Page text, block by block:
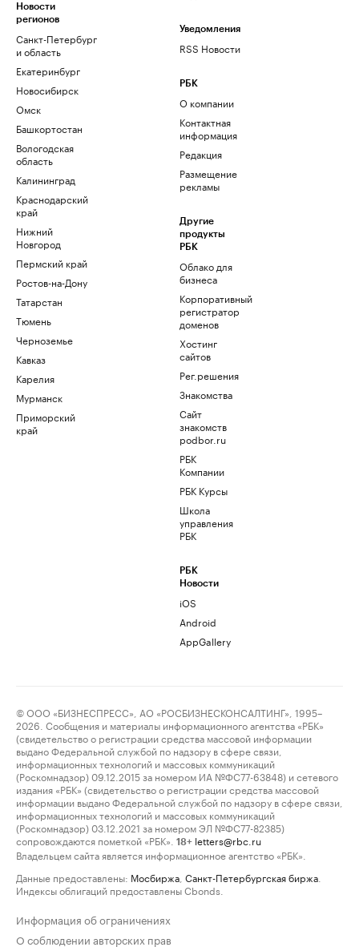
Новости
регионов
Санкт-Петербург
и область
Екатеринбург
Новосибирск
Омск
Башкортостан
Вологодская
область
Калининград
Краснодарский
край
Нижний
Новгород
Пермский край
Ростов-на-Дону
Татарстан
Тюмень
Черноземье
Кавказ
Карелия
Мурманск
Приморский
край
Уведомления
RSS Новости
РБК
О компании
Контактная
информация
Редакция
Размещение
рекламы
Другие
продукты
РБК
Облако для
бизнеса
Корпоративный
регистратор
доменов
Хостинг
сайтов
Рег.решения
Знакомства
Сайт
знакомств
podbor.ru
РБК
Компании
РБК Курсы
Школа
управления
РБК
РБК
Новости
iOS
Android
AppGallery
© ООО «БИЗНЕСПРЕСС», АО «РОСБИЗНЕСКОНСАЛТИНГ», 1995–
2026. Сообщения и материалы информационного агентства «РБК»
(свидетельство о регистрации средства массовой информации
выдано Федеральной службой по надзору в сфере связи,
информационных технологий и массовых коммуникаций
(Роскомнадзор) 09.12.2015 за номером ИА №ФС77-63848) и сетевого
издания «РБК» (свидетельство о регистрации средства массовой
информации выдано Федеральной службой по надзору в сфере связи,
информационных технологий и массовых коммуникаций
(Роскомнадзор) 03.12.2021 за номером ЭЛ №ФС77-82385)
сопровождаются пометкой «РБК».
18+ letters@rbc.ru
Владельцем сайта является информационное агентство «РБК».
Данные предоставлены: Мосбиржа Санкт-Петербургская биржа
Индексы облигаций предоставлены Cbonds.
Информация об ограничениях
О соблюдении авторских прав